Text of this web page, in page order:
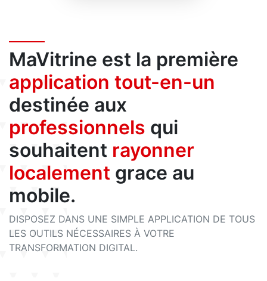
MaVitrine est la première
application tout-en-un
destinée aux
professionnels qui
souhaitent rayonner
localement grace au
mobile.
DISPOSEZ DANS UNE SIMPLE APPLICATION DE TOUS
LES OUTILS NÉCESSAIRES À VOTRE
TRANSFORMATION DIGITAL.